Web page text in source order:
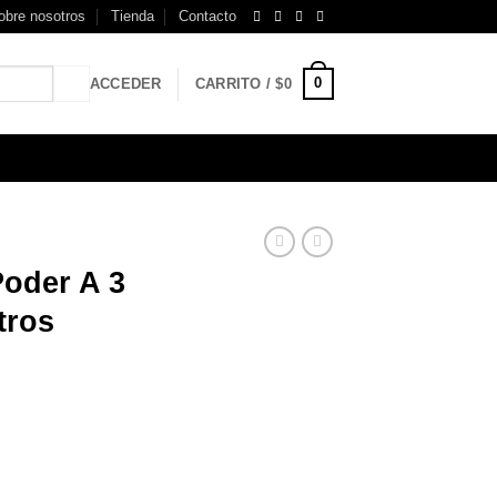
nosotros Tienda Contacto
ACCEDER CARRITO /$0 0
A 3